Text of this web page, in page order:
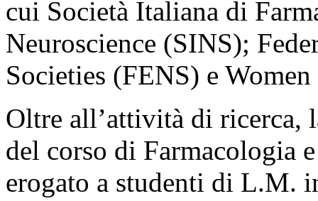
cui Società Italiana di
Neuroscience (SINS);
Societies (FENS) e
Oltre all’attività di ricerca,
del corso di Farmacologia
erogato a studenti di L.M.